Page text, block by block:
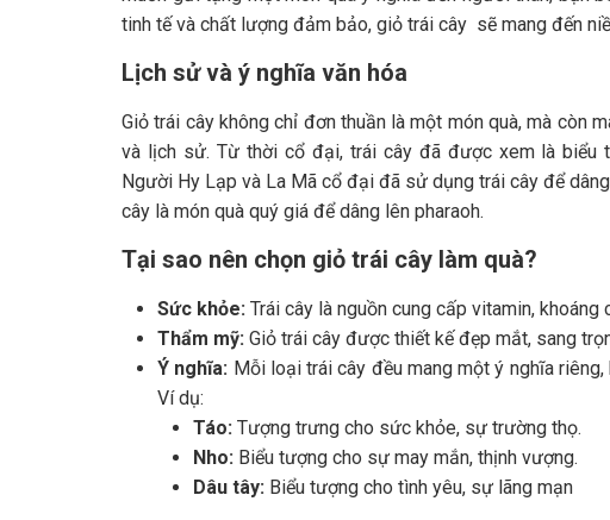
tinh tế và chất lượng đảm bảo, giỏ trái cây sẽ mang đến
Lịch sử và ý nghĩa văn hóa
Giỏ trái cây không chỉ đơn thuần là một món quà, mà còn
và lịch sử. Từ thời cổ đại, trái cây đã được xem là biểu
Người Hy Lạp và La Mã cổ đại đã sử dụng trái cây để
cây là món quà quý giá để dâng lên pharaoh.
Tại sao nên chọn giỏ trái cây làm quà?
Sức khỏe: Trái cây là nguồn cung cấp vitamin,
Thẩm mỹ: Giỏ trái cây được thiết kế đẹp mắt, sang
Ý nghĩa: Mỗi loại trái cây đều mang một ý nghĩa
Ví dụ:
Táo: Tượng trưng cho sức khỏe, sự trường thọ.
Nho: Biểu tượng cho sự may mắn, thịnh vượng.
Dâu tây: Biểu tượng cho tình yêu, sự lãng mạn